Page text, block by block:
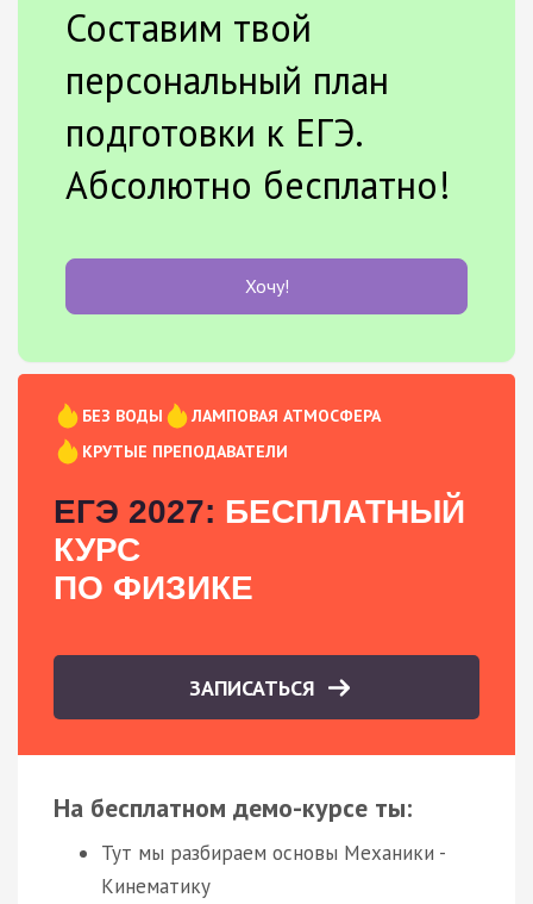
Составим твой
персональный план
подготовки к ЕГЭ.
Абсолютно бесплатно!
Хочу!
БЕЗ ВОДЫ
ЛАМПОВАЯ АТМОСФЕРА
КРУТЫЕ ПРЕПОДАВАТЕЛИ
ЕГЭ 2027: БЕСПЛАТНЫЙ
КУРС
ПО ФИЗИКЕ
ЗАПИСАТЬСЯ
На бесплатном демо-курсе ты:
Тут мы разбираем основы Механики -
Кинематику